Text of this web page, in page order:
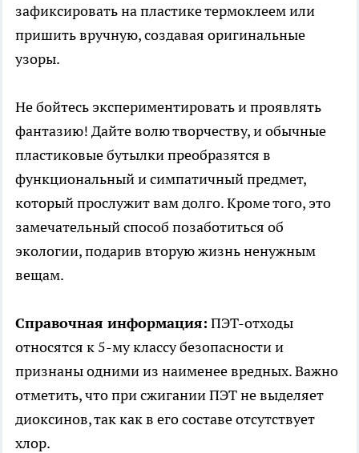
зафиксировать на пластике термоклеем или
пришить вручную, создавая оригинальные
узоры.
Не бойтесь экспериментировать и проявлять
фантазию! Дайте волю творчеству, и обычные
пластиковые бутылки преобразятся в
функциональный и симпатичный предмет,
который прослужит вам долго. Кроме того, это
замечательный способ позаботиться об
экологии, подарив вторую жизнь ненужным
вещам.
Справочная информация: ПЭТ-отходы
относятся к 5-му классу безопасности и
признаны одними из наименее вредных. Важно
отметить, что при сжигании ПЭТ не выделяет
диоксинов, так как в его составе отсутствует
хлор.